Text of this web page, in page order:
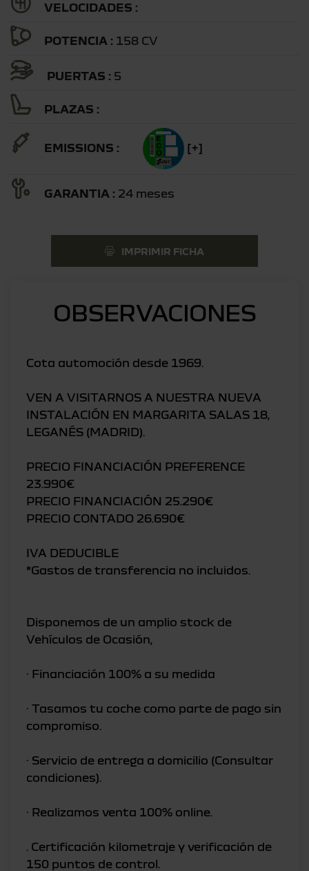
VELOCIDADES :
POTENCIA : 158 CV
PUERTAS : 5
PLAZAS :
EMISSIONS : [+]
GARANTIA : 24 meses
IMPRIMIR FICHA
OBSERVACIONES
Cota automoción desde 1969.
VEN A VISITARNOS A NUESTRA NUEVA
INSTALACIÓN EN MARGARITA SALAS 18,
LEGANÉS (MADRID).
PRECIO FINANCIACIÓN PREFERENCE
23.990€
PRECIO FINANCIACIÓN 25.290€
PRECIO CONTADO 26.690€
IVA DEDUCIBLE
*Gastos de transferencia no incluidos.
Disponemos de un amplio stock de
Vehículos de Ocasión,
· Financiación 100% a su medida
· Tasamos tu coche como parte de pago sin
compromiso.
· Servicio de entrega a domicilio (Consultar
condiciones).
· Realizamos venta 100% online.
. Certificación kilometraje y verificación de
150 puntos de control.